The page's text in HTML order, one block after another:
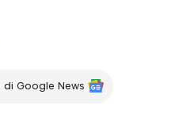
di Google News